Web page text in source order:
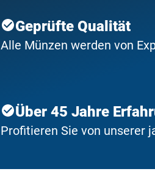
Geprüfte Qualität
Alle Münzen werden von
Über 45 Jahre
Profitieren Sie von unserer